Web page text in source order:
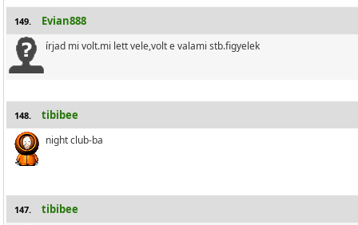
149. Evian888
írjad mi volt.mi lett vele,volt e valami stb.figyelek
148. tibibee
night club-ba
147. tibibee